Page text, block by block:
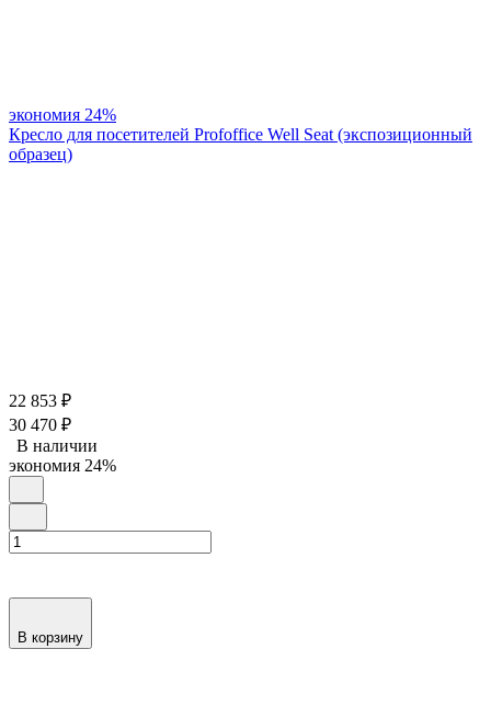
экономия 24%
Кресло для посетителей Profoffice Well Seat (экспозиционный
образец)
22 853 ₽
30 470 ₽
В наличии
экономия 24%
В корзину